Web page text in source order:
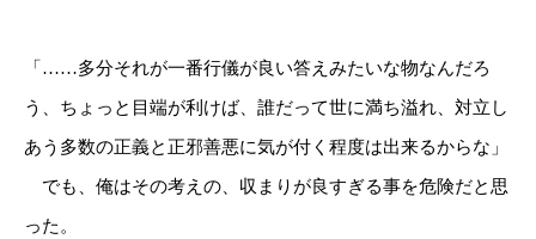
「……多分それが一番行儀が良い答えみたいな物なんだろ
う、ちょっと目端が利けば、誰だって世に満ち溢れ、対立し
あう多数の正義と正邪善悪に気が付く程度は出来るからな」
でも、俺はその考えの、収まりが良すぎる事を危険だと思
った。